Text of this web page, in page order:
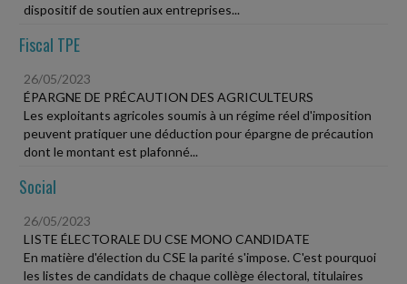
dispositif de soutien aux entreprises...
Fiscal TPE
26/05/2023
ÉPARGNE DE PRÉCAUTION DES AGRICULTEURS
Les exploitants agricoles soumis à un régime réel d'imposition
peuvent pratiquer une déduction pour épargne de précaution
dont le montant est plafonné...
Social
26/05/2023
LISTE ÉLECTORALE DU CSE MONO CANDIDATE
En matière d'élection du CSE la parité s'impose. C'est pourquoi
les listes de candidats de chaque collège électoral, titulaires